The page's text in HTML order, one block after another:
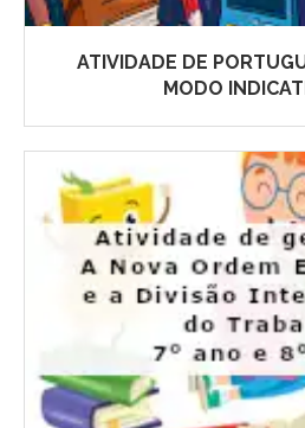
ATIVIDADE DE
MODO